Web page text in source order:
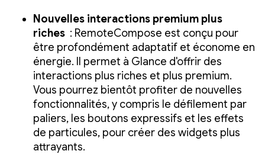
Nouvelles interactions premium plus
riches : RemoteCompose est conçu pour
être profondément adaptatif et économe en
énergie. Il permet à Glance d'offrir des
interactions plus riches et plus premium.
Vous pourrez bientôt profiter de nouvelles
fonctionnalités, y compris le défilement par
paliers, les boutons expressifs et les effets
de particules, pour créer des widgets plus
attrayants.